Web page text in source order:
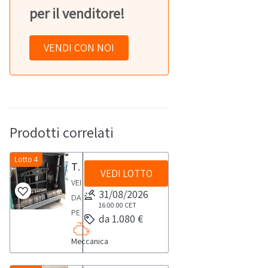
per il venditore!
VENDI CON NOI
Prodotti correlati
Lotto 4
Tornio per ceppi e tamburi
VENDITA
DA
PERSONA
FISICATornio
per
Meccanica
VEDI LOTTO
31/08/2026
16:00:00 CET
da 1.080 €